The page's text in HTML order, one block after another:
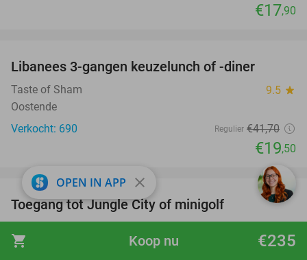
shopping_cart €235
Koop nu
€17,90
Libanees 3-gangen keuzelunch of -diner
Taste of Sham 9.5 star
Oostende
Verkocht: 690
Regulier €41,70
€19,50
18%
favorite_border
Toegang tot Jungle City of minigolf
Tournai
OPEN IN APP close